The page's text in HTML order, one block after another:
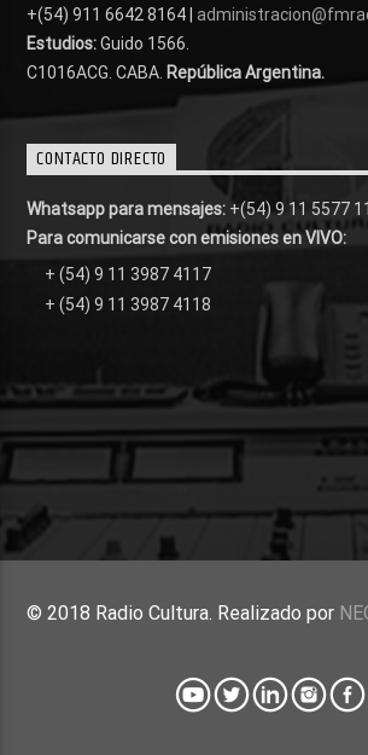
+(54) 911 6642 8164 |
Estudios:Guido 1566.
C1016ACG . CABA. República Argentina.
CONTACTO DIRECTO
Whatsapp para mensajes: +(54) 9 11 5577
Para comunicarse con emisiones en VIVO:
+ (54) 9 11 3987 4117
+ (54) 9 11 3987 4118
© 2018 Radio Cultura. Realizado por